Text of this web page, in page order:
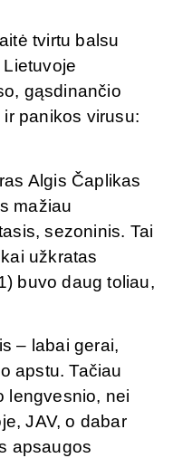
tvirtu balsu
gąsdinančio
panikos virusu:
Algis Čaplikas
mažiau
sezoninis. Tai
užkratas
buvo daug toliau,
– labai gerai,
apstu. Tačiau
lengvesnio, nei
JAV, o dabar
apsaugos